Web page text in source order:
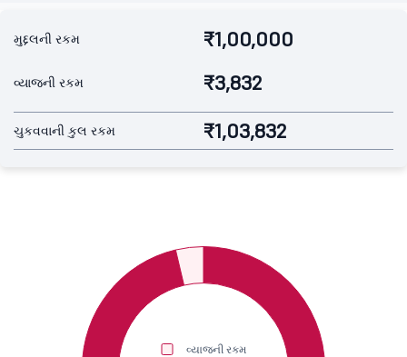
વ્યાજની રકમ
મુદ્દલની રકમ ₹1,00,000
વ્યાજની રકમ ₹3,832
ચુકવવાની કુલ રકમ ₹1,03,832